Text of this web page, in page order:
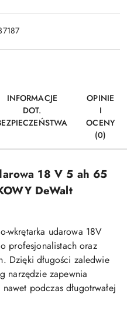
INFORMACJE
DOT.
OPINIE
I
OCENY
(0)
18 V 5 ah 65
DeWalt
wkrętarka udarowa 18V
profesjonalistach oraz
Dzięki długości zaledwie
narzędzie zapewnia
podczas długotrwałej